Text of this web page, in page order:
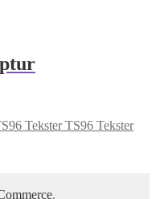
TS96 Tekster
.